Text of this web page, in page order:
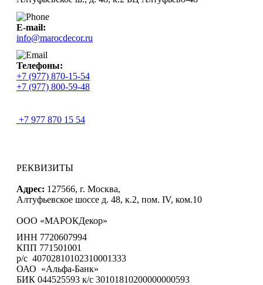
E-mail:
info@marocdecor.ru
Телефоны:
+7 (977) 870-15-54
+7 (977) 800-59-48
+7 977 870 15 54
РЕКВИЗИТЫ
Адрес: 127566, г. Москва,
Алтуфьевское шоссе д. 48, к.2, пом. IV, ком.10
ООО «МАРОКДекор»
ИНН 7720607994
КПП 771501001
р/с 40702810102310001333
ОАО «Альфа-Банк»
БИК 044525593 к/с 30101810200000000593